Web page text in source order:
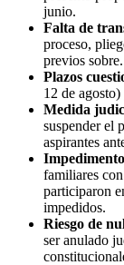
junio.
Falta de
proceso,
previos sobre.
Plazos
12 de
Medida
suspender el
aspirantes
familiares
participaron
impedidos.
Riesgo de
ser anulado